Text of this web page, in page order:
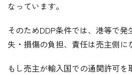
なっています。
そのためDDP条件では、港等で
失・損傷の負担、責任は売主側に
もし売主が輸入国での通関許可を